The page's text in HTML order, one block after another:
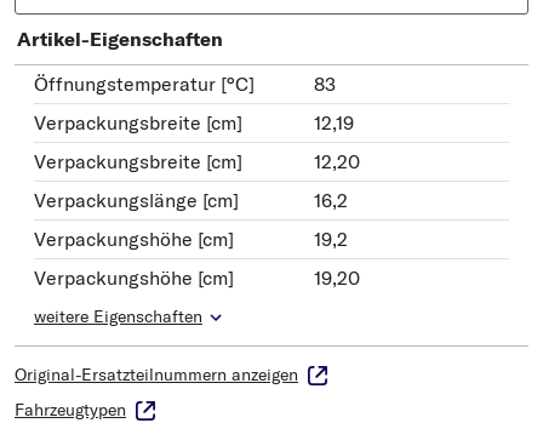
Artikel-Eigenschaften
Öffnungstemperatur [°C]
83
Verpackungsbreite [cm]
12,19
Verpackungsbreite [cm]
12,20
Verpackungslänge [cm]
16,2
Verpackungshöhe [cm]
19,2
Verpackungshöhe [cm]
19,20
weitere Eigenschaften
Original-Ersatzteilnummern anzeigen
Fahrzeugtypen